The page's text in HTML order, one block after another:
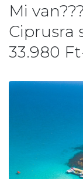
Mi
Ciprusra
33.980